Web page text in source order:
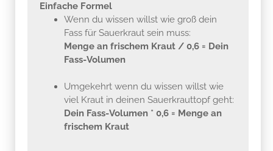
Einfache Formel
Wenn du wissen willst wie groß dein
Fass für Sauerkraut sein muss:
Menge an frischem Kraut / 0,6 = Dein
Fass-Volumen
Umgekehrt wenn du wissen willst wie
viel Kraut in deinen Sauerkrauttopf geht:
Dein Fass-Volumen * 0,6 = Menge an
frischem Kraut